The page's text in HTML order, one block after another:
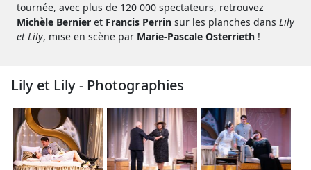
tournée, avec plus de 120 000 spectateurs, retrouvez
Michèle Bernier et Francis Perrin sur les planches dans Lily
et Lily, mise en scène par Marie-Pascale Osterrieth !
Lily et Lily - Photographies